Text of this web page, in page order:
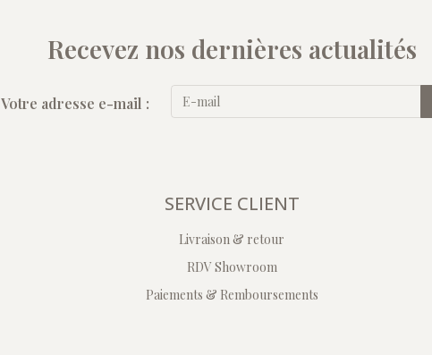
Recevez nos dernières actualités
Votre adresse e-mail :
SERVICE CLIENT
Livraison & retour
RDV Showroom
Paiements & Remboursements